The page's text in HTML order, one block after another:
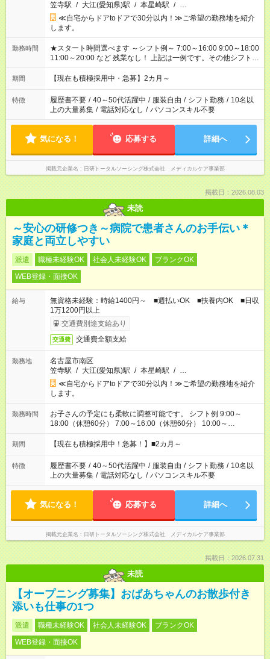
笠寺駅 / 大江(愛知県)駅 / 本星崎駅 / …
≪自宅からドアtoドアで30分以内！≫ご希望の勤務地を紹介
します。
勤務時間
★スタート時間選べます ～シフト例～ 7:00～16:00 9:00～18:00
11:00～20:00 など 残業なし！ 上記は一例です。その他シフトも
ご相談ください。 ※Wワークの場合当社と合わせて法定労働時
間が週40時間を超えなければOK
期間 【現在も積極採用中・急募】2カ月～
特徴 履歴書不要 / 40～50代活躍中 / 服装自由 / シフト勤務 / 10名以
上の大量募集 / 電話対応なし / パソコンスキル不要
気になる！ 応募する 詳細へ
掲載元企業名 日研トータルソーシング株式会社 メディカルケア事業部
掲載日：2026.08.03
未読
～安心の研修つき～病院で患者さんのお手伝い＊
家庭と両立しやすい
派遣 職種未経験OK 社会人未経験OK
ブランクOK
WEB登録・面接OK
給与
無資格未経験：時給1400円～ ■週払いOK ■扶養内OK ■日収
1万1200円以上
交通費別途支給あり
交通費 交通費全額支給
勤務地
名古屋市南区
笠寺駅 / 大江(愛知県)駅 / 本星崎駅 / …
≪自宅からドアtoドアで30分以内！≫ご希望の勤務地を紹介
します。
勤務時間
お子さんの予定にも柔軟に調整可能です。 シフト例 9:00～
18:00（休憩60分） 7:00～16:00（休憩60分） 10:00～
19:00（休憩60分） ※Wワーク希望の方へ 今ご覧のお仕事で希
望する勤務時間と、もう1つのお仕事の勤務時間の合計が 週40
期間 【現在も積極採用中！急募！】■2カ月～
特徴 履歴書不要 / 40～50代活躍中 / 服装自由 / シフト勤務 / 10名以
上の大量募集 / 電話対応なし / パソコンスキル不要
気になる！ 応募する 詳細へ
掲載元企業名 日研トータルソーシング株式会社 メディカルケア事業部
掲載日：2026.07.31
未読
【オープニング募集】おばあちゃんのお散歩付き
添いも仕事の1つ
派遣 職種未経験OK 社会人未経験OK
ブランクOK
WEB登録・面接OK